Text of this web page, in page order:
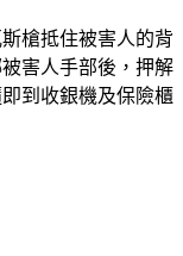
槍抵住被害人的背
害人手部後，押解
到收銀機及保險櫃